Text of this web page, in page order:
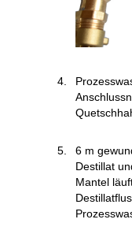
6 m
Destillat
Mantel